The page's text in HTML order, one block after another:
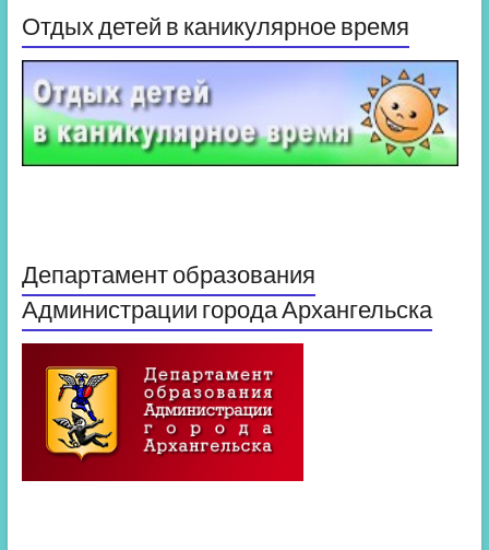
Отдых детей в каникулярное время
Департамент образования
Администрации города Архангельска